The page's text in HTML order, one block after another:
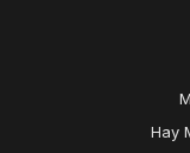
Hay